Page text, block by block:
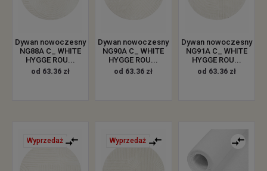
Dywan nowoczesny
NG88A C_ WHITE
HYGGE ROU...
od 63.36 zł
Dywan nowoczesny
NG90A C_ WHITE
HYGGE ROU...
od 63.36 zł
Dywan nowoczesny
NG91A C_ WHITE
HYGGE ROU...
od 63.36 zł
Wyprzedaż Wyprzedaż